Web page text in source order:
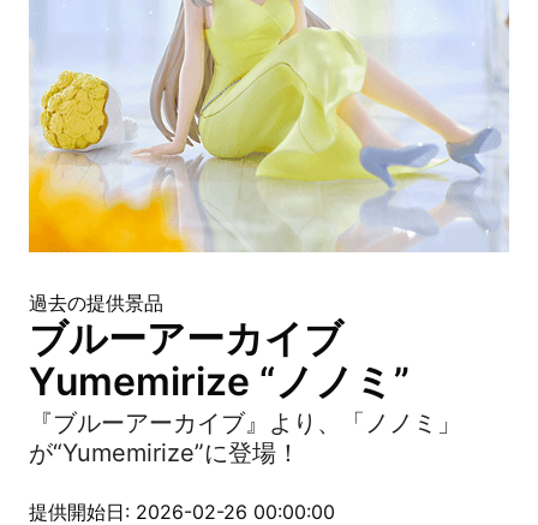
過去の提供景品
ブルーアーカイブ
Yumemirize “ノノミ”
『ブルーアーカイブ』より、「ノノミ」
が“Yumemirize”に登場！
提供開始日: 2026-02-26 00:00:00